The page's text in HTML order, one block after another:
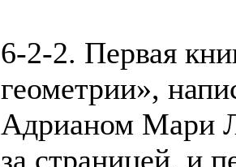
6-2-2. Первая
геометрии»,
Адрианом Мари
за страницей, и